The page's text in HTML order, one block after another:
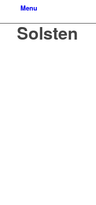
Menu
Solsten